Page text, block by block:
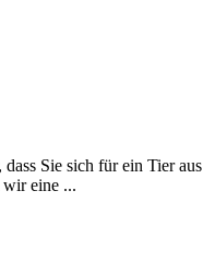
Sie sich für ein Tier aus
wir eine ...